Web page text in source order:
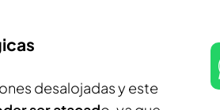
desalojadas y este